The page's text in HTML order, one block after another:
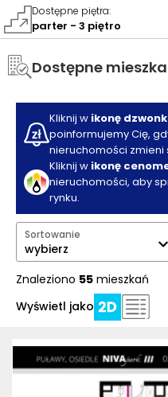
Dostępne piętra:
parter - 3 piętro
Dostępne
Kliknij w ikonę
poinformujemy Cię,
nieruchomości zmieni
Kliknij w ikonę
nieruchomości, aby
rynku.
Sortowanie
wybierz
Znaleziono 55 mieszkań
Wyświetl jako